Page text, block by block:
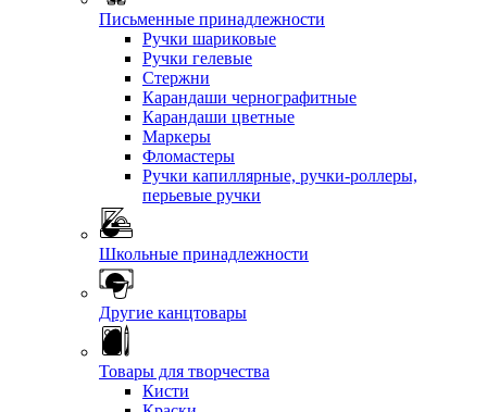
Письменные принадлежности
Ручки шариковые
Ручки гелевые
Стержни
Карандаши чернографитные
Карандаши цветные
Маркеры
Фломастеры
Ручки капиллярные, ручки-роллеры,
перьевые ручки
Школьные принадлежности
Другие канцтовары
Товары для творчества
Кисти